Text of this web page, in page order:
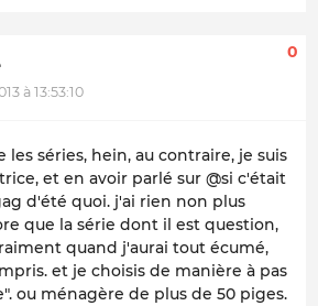
à 13:53:10
0
les séries, hein, au contraire, je suis
et en avoir parlé sur @si c'était
d'été quoi. j'ai rien non plus
que la série dont il est question,
quand j'aurai tout écumé,
et je choisis de manière à pas
ou ménagère de plus de 50 piges.